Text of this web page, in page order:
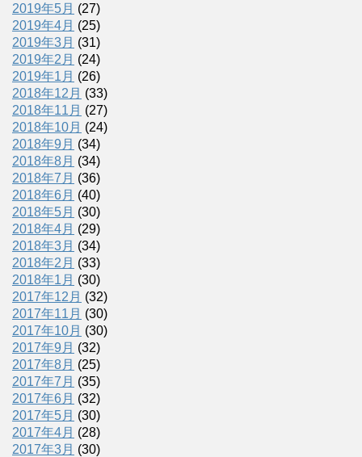
2019年5月 (27)
2019年4月 (25)
2019年3月 (31)
2019年2月 (24)
2019年1月 (26)
2018年12月 (33)
2018年11月 (27)
2018年10月 (24)
2018年9月 (34)
2018年8月 (34)
2018年7月 (36)
2018年6月 (40)
2018年5月 (30)
2018年4月 (29)
2018年3月 (34)
2018年2月 (33)
2018年1月 (30)
2017年12月 (32)
2017年11月 (30)
2017年10月 (30)
2017年9月 (32)
2017年8月 (25)
2017年7月 (35)
2017年6月 (32)
2017年5月 (30)
2017年4月 (28)
2017年3月 (30)